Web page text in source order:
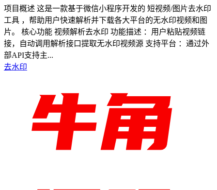
项目概述 这是一款基于微信小程序开发的 短视频/图片去水印
工具 ，帮助用户快速解析并下载各大平台的无水印视频和图
片。 核心功能 视频解析去水印 功能描述 ：用户粘贴视频链
接，自动调用解析接口提取无水印视频源 支持平台 ：通过外
部API支持主...
去水印